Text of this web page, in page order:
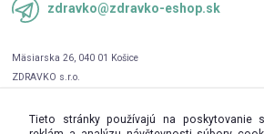
zdravko@zdravko-eshop.sk
Tieto stránky používajú na poskytovanie